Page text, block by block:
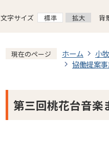
文字サイズ 背
現在のページ ホーム 小
協働提案
第三回桃花台音楽